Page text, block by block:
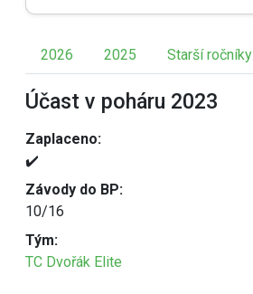
2026 2025 Starší ročníky
Účast v poháru 2023
Zaplaceno:
✔️
Závody do BP:
10/16
Tým:
TC Dvořák Elite